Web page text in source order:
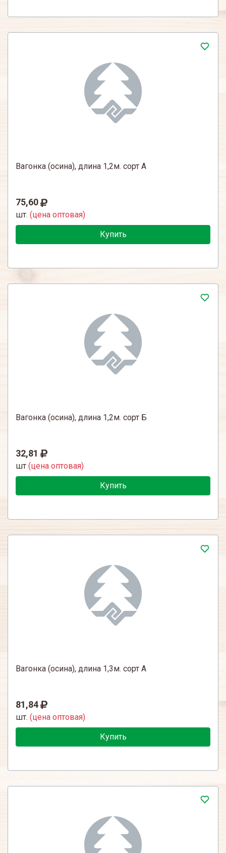
Вагонка (осина), длина 1,2м. сорт А
75,60
шт. (цена оптовая)
Купить
Вагонка (осина), длина 1,2м. сорт Б
32,81
шт (цена оптовая)
Купить
Вагонка (осина), длина 1,3м. сорт А
81,84
шт. (цена оптовая)
Купить